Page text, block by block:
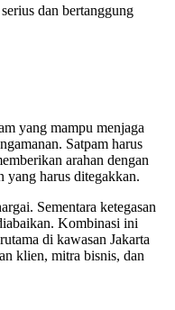
dan bertanggung
yang mampu menjaga
Satpam harus
arahan dengan
yang harus ditegakkan.
Sementara ketegasan
Kombinasi ini
di kawasan Jakarta
klien, mitra bisnis, dan